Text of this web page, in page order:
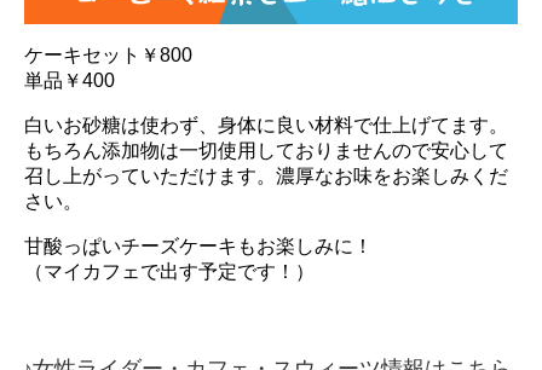
ケーキセット￥800
単品￥400
白いお砂糖は使わず、身体に良い材料で仕上げてます。
もちろん添加物は一切使用しておりませんので安心して
召し上がっていただけます。濃厚なお味をお楽しみくだ
さい。
甘酸っぱいチーズケーキもお楽しみに！
（マイカフェで出す予定です！）